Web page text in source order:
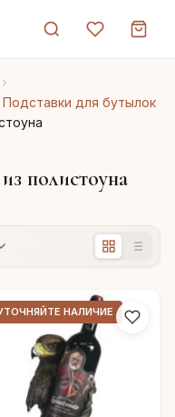
Подставки для бутылок
полистоуна
НАЛИЧИЕ